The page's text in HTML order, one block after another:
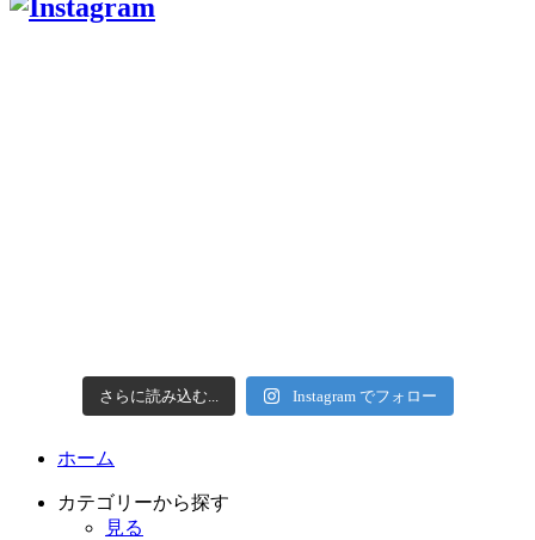
さらに読み込む... Instagram でフォロー
ホーム
カテゴリーから探す
見る